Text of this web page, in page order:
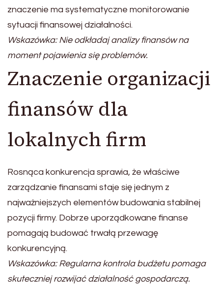
znaczenie ma systematyczne monitorowanie
sytuacji finansowej działalności.
Wskazówka: Nie odkładaj analizy finansów na
moment pojawienia się problemów.
Znaczenie organizacji
finansów dla
lokalnych firm
Rosnąca konkurencja sprawia, że właściwe
zarządzanie finansami staje się jednym z
najważniejszych elementów budowania stabilnej
pozycji firmy. Dobrze uporządkowane finanse
pomagają budować trwałą przewagę
konkurencyjną.
Wskazówka: Regularna kontrola budżetu pomaga
skuteczniej rozwijać działalność gospodarczą.